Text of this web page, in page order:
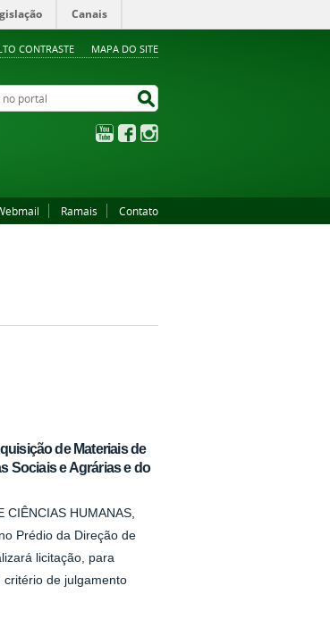
CONTRASTE MAPA DO SITE
Canais
portal
YouTubeFacebook
Ramais Contato
de Materiais de
Sociais e Agrárias e do
HUMANAS,
Prédio da Direção de
licitação, para
critério de julgamento